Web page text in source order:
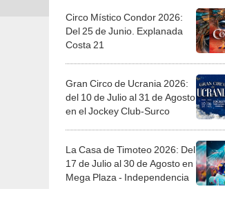
Circo Místico Condor 2026:
Del 25 de Junio. Explanada
Costa 21
Gran Circo de Ucrania 2026:
del 10 de Julio al 31 de Agosto
en el Jockey Club-Surco
La Casa de Timoteo 2026: Del
17 de Julio al 30 de Agosto en
Mega Plaza - Independencia